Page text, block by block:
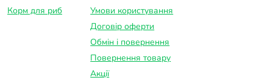
Корм для риб
Умови користування
Договір оферти
Обмін і повернення
Повернення товару
Акції